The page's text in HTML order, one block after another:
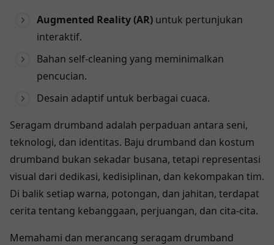
Augmented Reality (AR) untuk pertunjukan
interaktif.
Bahan self-cleaning yang meminimalkan
pencucian.
Desain adaptif untuk berbagai cuaca.
Seragam drumband adalah perpaduan antara seni,
teknologi, dan identitas. Baju drumband dan kostum
drumband bukan sekadar busana, tetapi representasi
visual dari dedikasi, kedisiplinan, dan kekompakan tim.
Di balik setiap warna, potongan, dan jahitan, terdapat
cerita tentang kebanggaan, perjuangan, dan cita-cita.
Memahami dan merancang seragam drumband